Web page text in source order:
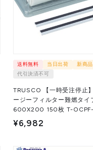
送料無料 当日出荷
新商品
代引決済不可
TRUSCO 【一時受注停止
ージーフィルター難燃タイ
600X200 150枚 T-OCPF-
▼710-5758
¥6,982